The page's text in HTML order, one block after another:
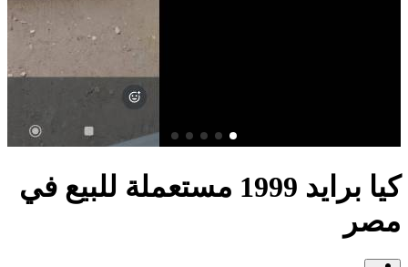
كيا برايد 1999 مستعملة للبيع في
مصر